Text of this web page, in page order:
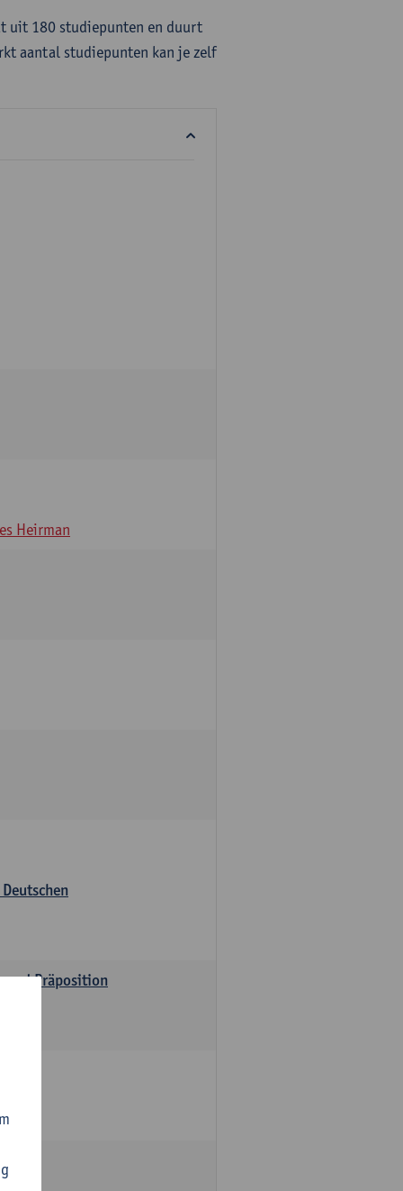
uit 180 studiepunten en duurt
aantal studiepunten kan je zelf
Heirman
und Präposition